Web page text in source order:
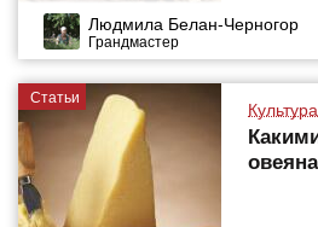
Людмила Белан-Черногор
Грандмастер
Статьи
Культура